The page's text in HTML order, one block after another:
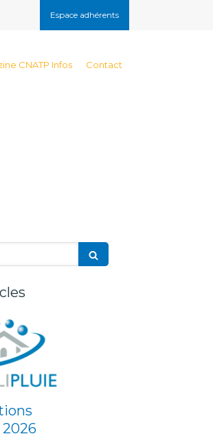
Espace adhérents
CNATP Infos Contact
2026